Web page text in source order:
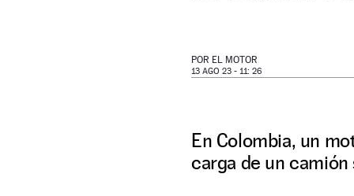
POR EL MOTOR
13 AGO 23 - 11: 26
En Colombia, un
carga de un camión